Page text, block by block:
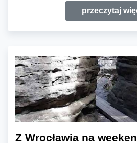
przeczytaj
Z Wrocławia na